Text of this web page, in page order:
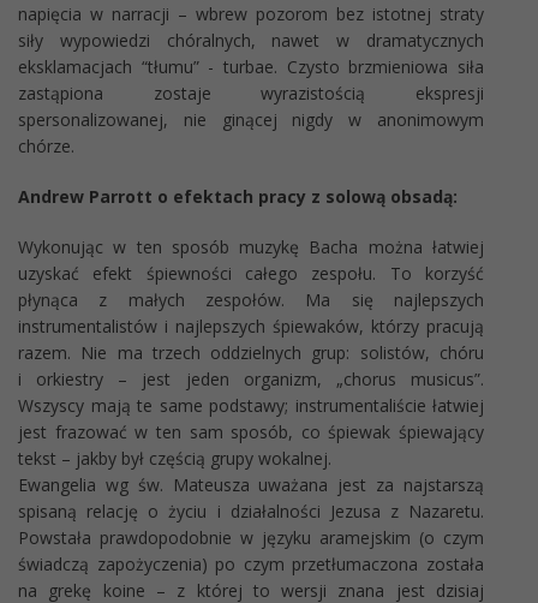
napięcia w narracji – wbrew pozorom bez istotnej straty
siły wypowiedzi chóralnych, nawet w dramatycznych
eksklamacjach “tłumu” - turbae. Czysto brzmieniowa siła
zastąpiona zostaje wyrazistością ekspresji
spersonalizowanej, nie ginącej nigdy w anonimowym
chórze.
Andrew Parrott o efektach pracy z solową obsadą:
Wykonując w ten sposób muzykę Bacha można łatwiej
uzyskać efekt śpiewności całego zespołu. To korzyść
płynąca z małych zespołów. Ma się najlepszych
instrumentalistów i najlepszych śpiewaków, którzy pracują
razem. Nie ma trzech oddzielnych grup: solistów, chóru
i orkiestry – jest jeden organizm, „chorus musicus”.
Wszyscy mają te same podstawy; instrumentaliście łatwiej
jest frazować w ten sam sposób, co śpiewak śpiewający
tekst – jakby był częścią grupy wokalnej.
Ewangelia wg św. Mateusza uważana jest za najstarszą
spisaną relację o życiu i działalności Jezusa z Nazaretu.
Powstała prawdopodobnie w języku aramejskim (o czym
świadczą zapożyczenia) po czym przetłumaczona została
na grekę koine – z której to wersji znana jest dzisiaj